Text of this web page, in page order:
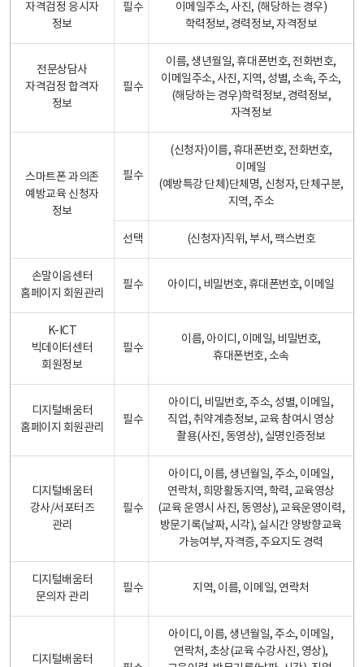
자격검정 응시자
정보
필수
이메일주소, 사진, (해당하는 경우)
학력정보, 경력정보, 자격정보
전문상담사
자격검정 합격자
정보
필수
이름, 생년월일, 휴대폰번호, 전화번호,
이메일주소, 사진, 지역, 성별, 소속, 주소,
(해당하는 경우)학력정보, 경력정보,
자격정보
스마트폰 과의존
예방교육 신청자
정보
필수
(신청자)이름, 휴대폰번호, 전화번호,
이메일
(예방특강 단체)단체명, 신청자, 단체구분,
지역, 주소
선택 (신청자)직위, 부서, 팩스번호
손말이음센터
홈페이지 회원관리
필수 아이디, 비밀번호, 휴대폰번호, 이메일
K-ICT
빅데이터센터
회원정보
필수
이름, 아이디, 이메일, 비밀번호,
휴대폰번호, 소속
디지털배움터
홈페이지 회원관리
필수
아이디, 비밀번호, 주소, 성별, 이메일,
직업, 취약계층정보, 교육 참여시 영상
촬용(사진, 동영상), 실명인증정보
디지털배움터
강사/서포터즈
관리
필수
아이디, 이름, 생년월일, 주소, 이메일,
연락처, 희망활동지역, 학력, 교육영상
(교육 운영시 사진, 동영상), 교육운영이력,
방문기록(날짜, 시각), 실시간 양방향교육
가능여부, 자격증, 주요지도 경력
디지털배움터
문의자 관리
필수 지역, 이름, 이메일, 연락처
디지털배움터
아이디, 이름, 생년월일, 주소, 이메일,
연락처, 초상(교육 수강사진, 영상),